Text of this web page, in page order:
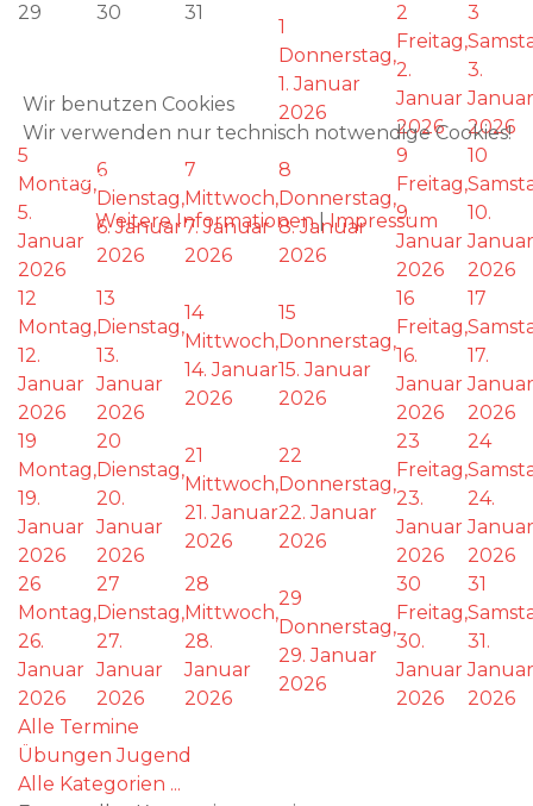
29
30 31
1
Donnerstag,
1. Januar
2026
2
Freitag,
2.
Januar
2026
3
3.
Januar
2026
5
Montag,
5.
Januar
2026
6
Dienstag,
6. Januar
2026
7
Mittwoch,
7. Januar
2026
8
Donnerstag,
8. Januar
2026
9
Freitag,
9.
Januar
2026
10
10.
Januar
2026
12
Montag,
12.
Januar
2026
13
Dienstag,
13.
Januar
2026
14
Mittwoch,
14. Januar
2026
15
Donnerstag,
15. Januar
2026
16
Freitag,
16.
Januar
2026
17
17.
Januar
2026
19
Montag,
19.
Januar
2026
20
Dienstag,
20.
Januar
2026
21
Mittwoch,
21. Januar
2026
22
Donnerstag,
22. Januar
2026
23
Freitag,
23.
Januar
2026
24
24.
Januar
2026
26
Montag,
26.
Januar
2026
27
Dienstag,
27.
Januar
2026
28
Mittwoch,
28.
Januar
2026
29
Donnerstag,
29. Januar
2026
30
Freitag,
30.
Januar
2026
31
31.
Januar
2026
Alle Termine
Übungen Jugend
Alle Kategorien ...
Wir benutzen Cookies
Wir verwenden nur technisch notwendige Cookies!
Akzeptieren
Weitere Informationen|Impressum